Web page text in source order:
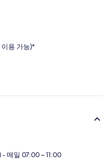
용 가능)*
매일 07:00 ~ 11:00